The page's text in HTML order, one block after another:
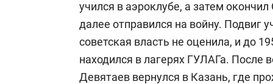
учился в аэроклубе, а затем
далее отправился на войну. Подвиг
советская власть не оценила, и до
находился в лагерях ГУЛАГа. После
Девятаев вернулся в Казань, где